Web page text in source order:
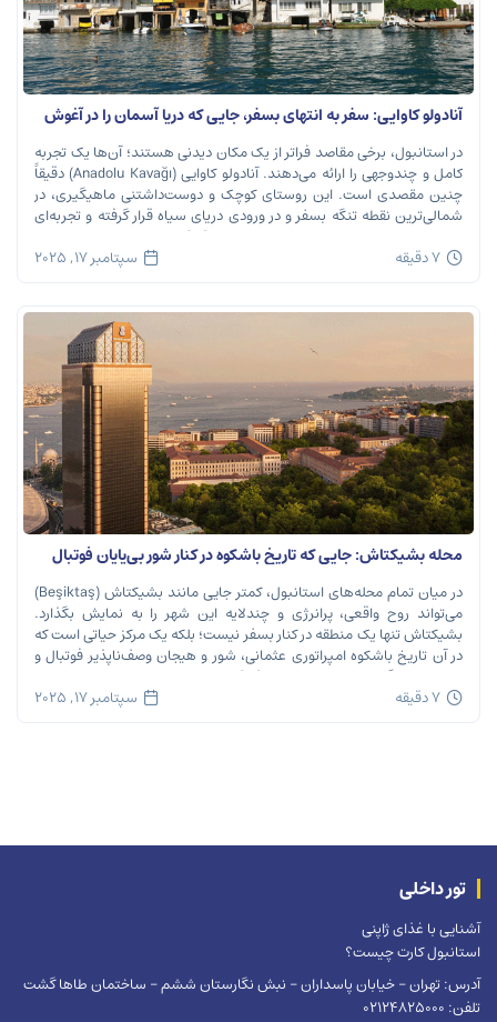
آنادولو کاوایی: سفر به انتهای بسفر، جایی که دریا آسمان را در آغوش
می‌گیرد
در استانبول، برخی مقاصد فراتر از یک مکان دیدنی هستند؛ آن‌ها یک تجربه
کامل و چندوجهی را ارائه می‌دهند. آنادولو کاوایی (Anadolu Kavağı) دقیقاً
چنین مقصدی است. این روستای کوچک و دوست‌داشتنی ماهیگیری، در
شمالی‌ترین نقطه تنگه بسفر و در ورودی دریای سیاه قرار گرفته و تجربه‌ای
بی‌نظیر از تاریخ، طبیعت و طعم‌های اصیل را […]
7 دقیقه سپتامبر 17, 2025
محله بشیکتاش: جایی که تاریخ باشکوه در کنار شور بی‌پایان فوتبال
نفس می‌کشد
در میان تمام محله‌های استانبول، کمتر جایی مانند بشیکتاش (Beşiktaş)
می‌تواند روح واقعی، پرانرژی و چندلایه این شهر را به نمایش بگذارد.
بشیکتاش تنها یک منطقه در کنار بسفر نیست؛ بلکه یک مرکز حیاتی است که
در آن تاریخ باشکوه امپراتوری عثمانی، شور و هیجان وصف‌ناپذیر فوتبال و
ریتم تند زندگی مدرن شهری در هم […]
7 دقیقه سپتامبر 17, 2025
تور داخلی
آشنایی با غذای ژاپنی
استانبول کارت چیست؟
آدرس: تهران – خیابان پاسداران – نبش نگارستان ششم – ساختمان طاها گشت
تلفن: 02124825000